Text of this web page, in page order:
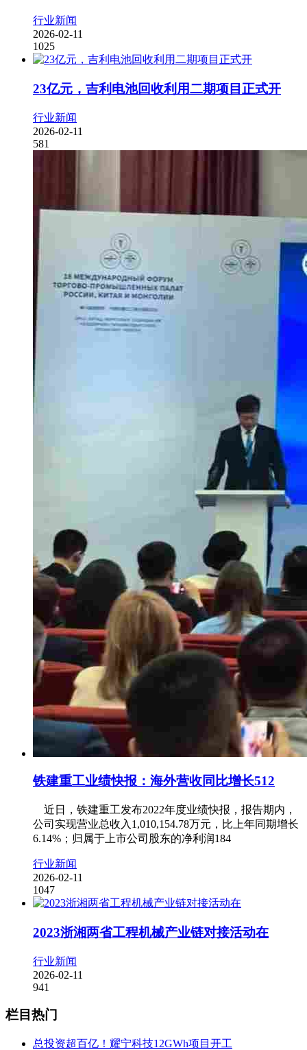
行业新闻
2026-02-11
1025
23亿元，吉利电池回收利用二期项目正式开
行业新闻
2026-02-11
581
铁建重工业绩快报：海外营收同比增长512
近日，铁建重工发布2022年度业绩快报，报告期内，
公司实现营业总收入1,010,154.78万元，比上年同期增长
6.14%；归属于上市公司股东的净利润184
行业新闻
2026-02-11
1047
2023浙湘两省工程机械产业链对接活动在
行业新闻
2026-02-11
941
栏目热门
总投资超百亿！耀宁科技12GWh项目开工